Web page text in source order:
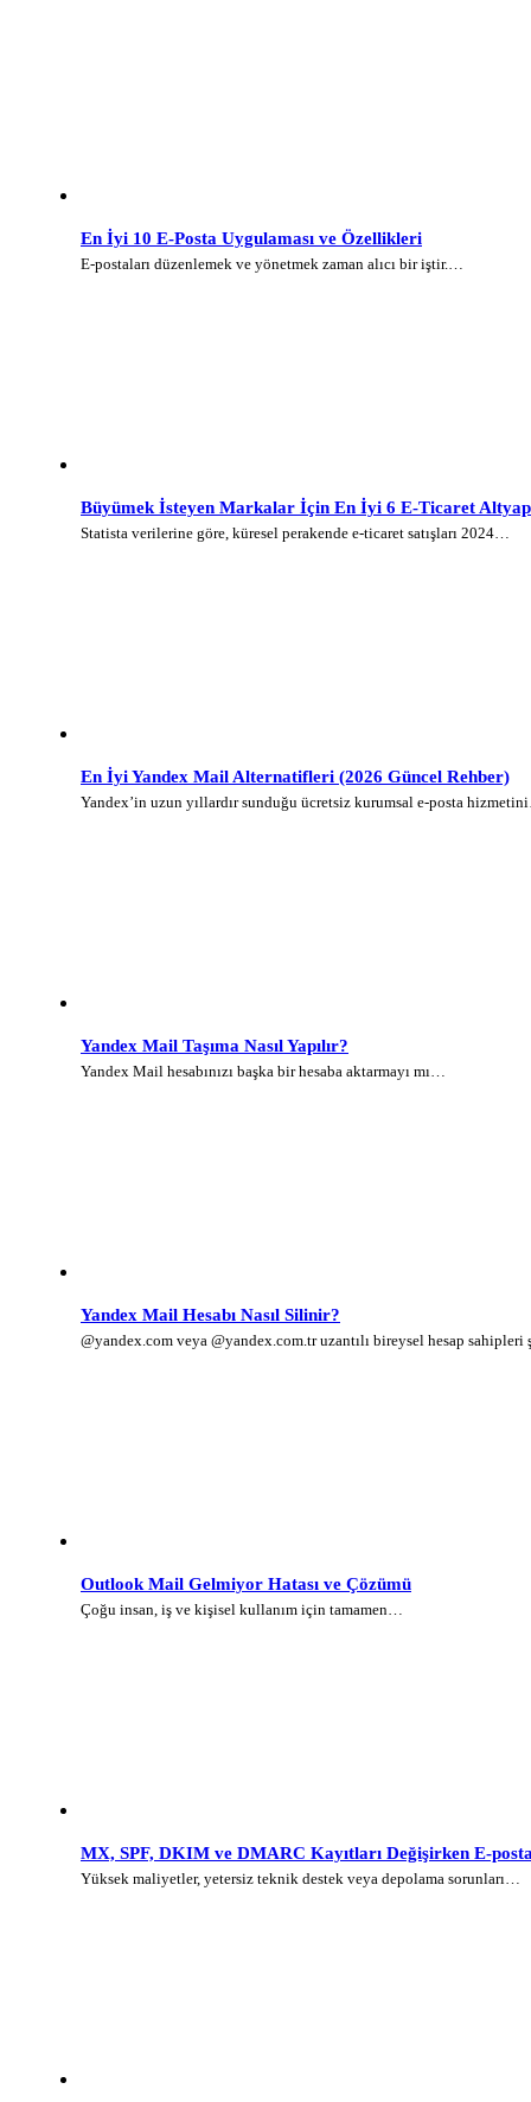
En İyi 10 E-Posta Uygulaması ve Özellikleri
E-postaları düzenlemek ve yönetmek zaman alıcı bir iştir.…
Büyümek İsteyen Markalar İçin En İyi 6 E-Ticaret
Statista verilerine göre, küresel perakende e-ticaret satışları 2024…
En İyi Yandex Mail Alternatifleri (2026 Güncel Rehber)
Yandex’in uzun yıllardır sunduğu ücretsiz kurumsal e-posta
Yandex Mail Taşıma Nasıl Yapılır?
Yandex Mail hesabınızı başka bir hesaba aktarmayı mı…
Yandex Mail Hesabı Nasıl Silinir?
@yandex.com veya @yandex.com.tr uzantılı bireysel hesap
Outlook Mail Gelmiyor Hatası ve Çözümü
Çoğu insan, iş ve kişisel kullanım için tamamen…
MX, SPF, DKIM ve DMARC Kayıtları Değişirken E-
Yüksek maliyetler, yetersiz teknik destek veya depolama sorunları…